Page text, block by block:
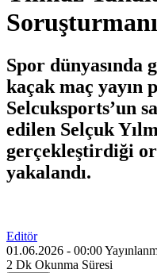
Spor dünyasında
kaçak maç yayın
Selcuksports’un
edilen Selçuk
gerçekleştirdiği
yakalandı.
Editör
01.06.2026 - 00:00
2 Dk Okunma Süresi